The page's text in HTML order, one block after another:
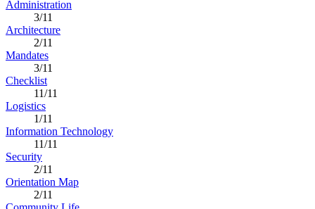
Administration
3/11
Architecture
2/11
Mandates
3/11
Checklist
11/11
Logistics
1/11
Information Technology
11/11
Security
2/11
Orientation Map
2/11